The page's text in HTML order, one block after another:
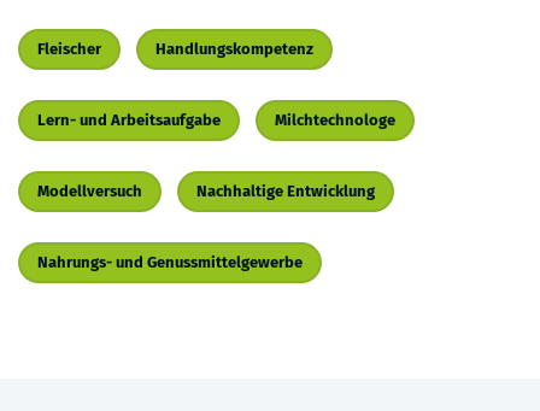
Fleischer Handlungskompetenz
Lern- und Arbeitsaufgabe Milchtechnologe
Modellversuch Nachhaltige Entwicklung
Nahrungs- und Genussmittelgewerbe